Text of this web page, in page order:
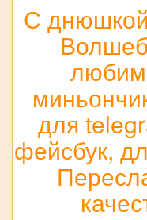
С
для
фейсбук,